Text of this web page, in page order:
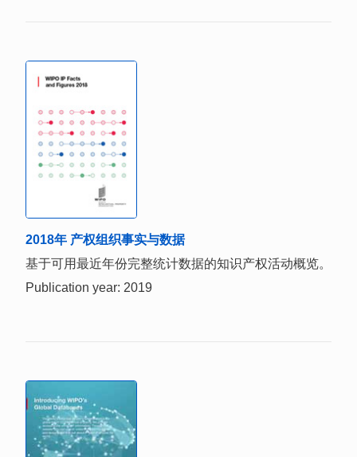
2018年 产权组织事实与数据
基于可用最近年份完整统计数据的知识产权活动概览。
Publication year: 2019